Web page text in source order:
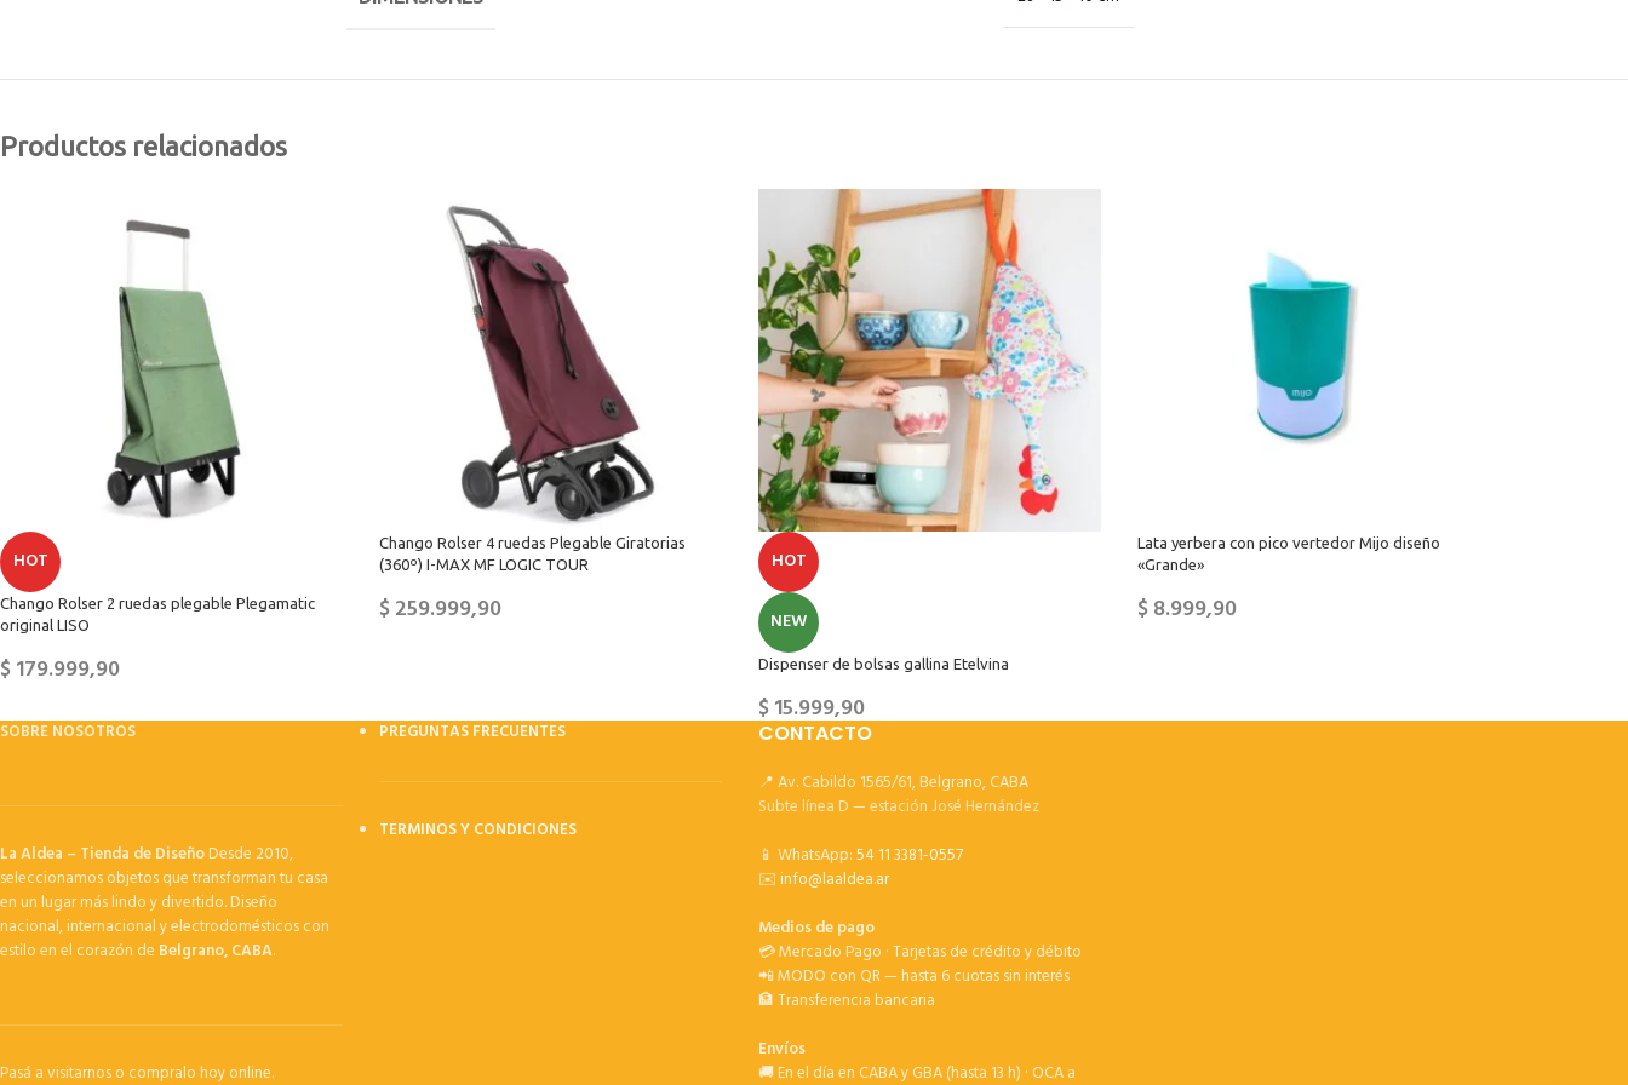
Productos relacionados
HOT
Chango Rolser 2 ruedas plegable Plegamatic
original LISO
$179.999,90
Chango Rolser 4 ruedas Plegable Giratorias
(360º) I-MAX MF LOGIC TOUR
$259.999,90
HOT
NEW
Dispenser de bolsas gallina Etelvina
$15.999,90
Lata yerbera con pico vertedor Mijo diseño
«Grande»
$8.999,90
SOBRE NOSOTROS
La Aldea – Tienda de DiseñoDesde 2010,
seleccionamos objetos que transforman tu casa
en un lugar más lindo y divertido. Diseño
nacional, internacional y electrodomésticos con
estilo en el corazón de Belgrano, CABA.
Pasá a visitarnos o compralo hoy online.
PREGUNTAS FRECUENTES
TERMINOS Y CONDICIONES
CONTACTO
📍 Av. Cabildo 1565/61, Belgrano, CABA
Subte línea D — estación José Hernández
📱 WhatsApp:54 11 3381-0557
✉️info@laaldea.ar
Medios de pago
💳 Mercado Pago · Tarjetas de crédito y débito
📲 MODO con QR — hasta 6 cuotas sin interés
🏦 Transferencia bancaria
Envíos
🚚 En el día en CABA y GBA (hasta 13 h) · OCA a